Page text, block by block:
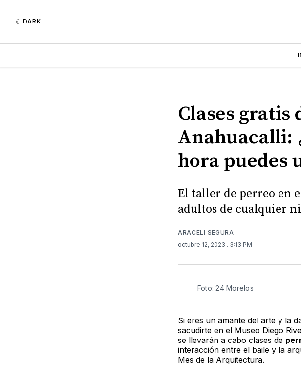
DARK
Clases gratis
Anahuacalli:
hora puedes
El taller de perreo en
adultos de cualquier
ARACELI SEGURA
octubre 12, 2023 . 3:13 PM
Foto: 24 Morelos
Si eres un amante del arte y la
sacudirte en el Museo Diego
se llevarán a cabo clases de
interacción entre el baile y la
Mes de la Arquitectura.